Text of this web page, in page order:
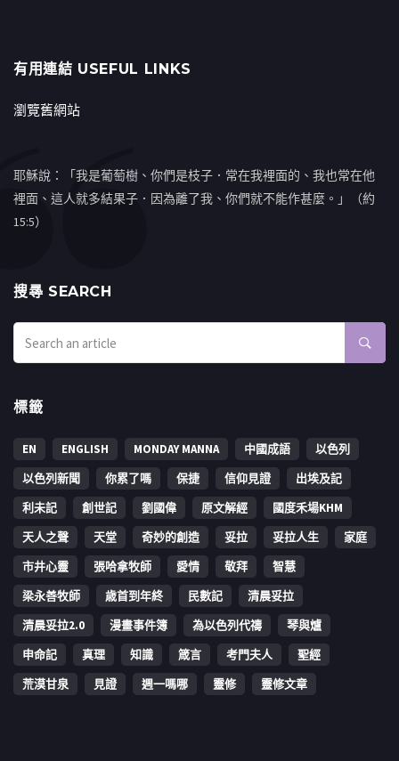
有用連結 USEFUL LINKS
瀏覽舊網站
耶穌說：「我是葡萄樹、你們是枝子．常在我裡面的、我也常在他
裡面、這人就多結果子．因為離了我、你們就不能作甚麼。」（約
15:5）
搜㝷 SEARCH
標籤
EN ENGLISH MONDAY MANNA 中國成語
以色列
以色列新聞
你累了嗎 保捷 信仰見證
出埃及記
利未記
創世記 劉國偉 原文解經
國度禾場KHM
天人之聲
天堂 奇妙的創造 妥拉 妥拉人生
家庭
市井心靈
張哈拿牧師 愛情 敬拜
智慧
梁永善牧師
歳首到年終 民數記
清晨妥拉
清晨妥拉2.0
漫畫事件簿 為以色列代禱
琴與爐
申命記
真理 知識 箴言 考門夫人
聖經
荒漠甘泉
見證 週一嗎哪 靈修 靈修文章